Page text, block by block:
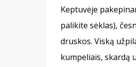
Keptuvėje
palikite sėklas),
druskos. Viską
kumpeliais, skardą